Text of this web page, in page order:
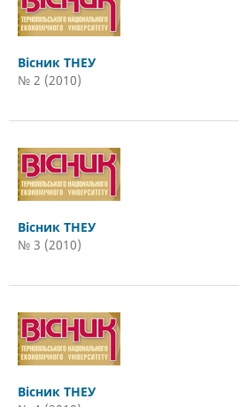
Вісник ТНЕУ
№ 2 (2010)
Вісник ТНЕУ
№ 3 (2010)
Вісник ТНЕУ